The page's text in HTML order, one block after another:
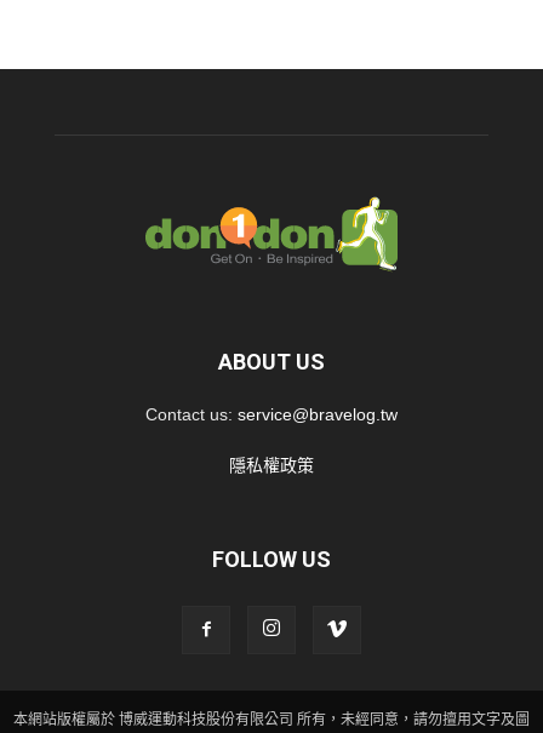
ABOUT US
Contact us: service@bravelog.tw
隱私權政策
FOLLOW US
本網站版權屬於 博威運動科技股份有限公司 所有，未經同意，請勿擅用文字及圖